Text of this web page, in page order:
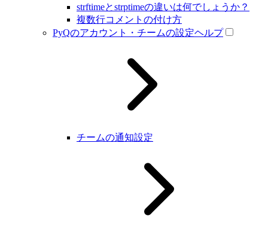
strftimeとstrptimeの違いは何でしょうか？
複数行コメントの付け方
PyQのアカウント・チームの設定ヘルプ
チームの通知設定